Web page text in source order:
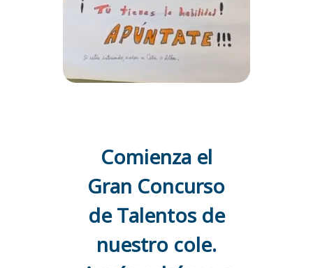
Comienza el
Gran Concurso
de Talentos de
nuestro cole.